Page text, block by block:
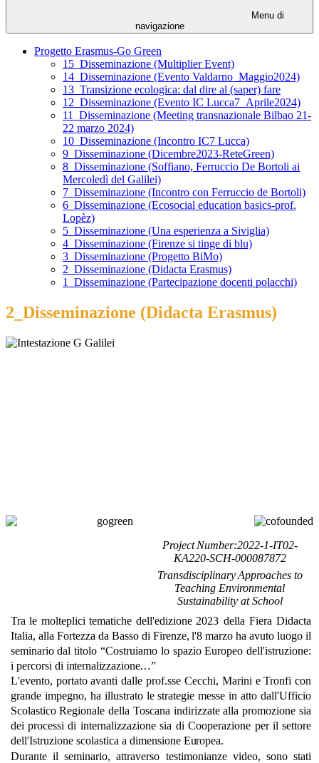
Menu di
navigazione
Progetto Erasmus-Go Green
15_Disseminazione (Multiplier Event)
14_Disseminazione (Evento Valdarno_Maggio2024)
13_Transizione ecologica: dal dire al (saper) fare
12_Disseminazione (Evento IC Lucca7_Aprile2024)
11_Disseminazione (Meeting transnazionale Bilbao 21-
22 marzo 2024)
10_Disseminazione (Incontro IC7 Lucca)
9_Disseminazione (Dicembre2023-ReteGreen)
8_Disseminazione (Soffiano, Ferruccio De Bortoli ai
Mercoledì del Galilei)
7_Disseminazione (Incontro con Ferruccio de Bortoli)
6_Disseminazione (Ecosocial education basics-prof.
Lopèz)
5_Disseminazione (Una esperienza a Siviglia)
4_Disseminazione (Firenze si tinge di blu)
3_Disseminazione (Progetto BiMo)
2_Disseminazione (Didacta Erasmus)
1_Disseminazione (Partecipazione docenti polacchi)
2_Disseminazione (Didacta Erasmus)
Project Number:2022-1-IT02-
KA220-SCH-000087872
Transdisciplinary Approaches to
Teaching Environmental
Sustainability at School
Tra le molteplici tematiche dell'edizione 2023 della Fiera Didacta
Italia, alla Fortezza da Basso di Firenze, l'8 marzo ha avuto luogo il
seminario dal titolo “Costruiamo lo spazio Europeo dell'istruzione:
i percorsi di internalizzazione…”
L'evento, portato avanti dalle prof.sse Cecchi, Marini e Tronfi con
grande impegno, ha illustrato le strategie messe in atto dall'Ufficio
Scolastico Regionale della Toscana indirizzate alla promozione sia
dei processi di internalizzazione sia di Cooperazione per il settore
dell'Istruzione scolastica a dimensione Europea.
Durante il seminario, attraverso testimonianze video, sono stati